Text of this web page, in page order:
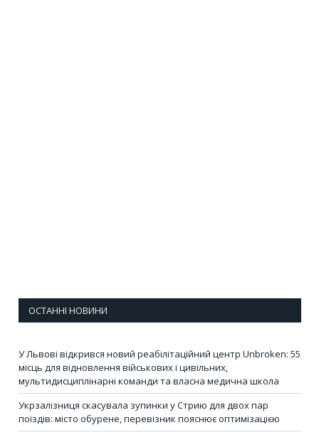
ОСТАННІ НОВИНИ
У Львові відкрився новий реабілітаційний центр Unbroken: 55
місць для відновлення військових і цивільних,
мультидисциплінарні команди та власна медична школа
Укрзалізниця скасувала зупинки у Стрию для двох пар
поїздів: місто обурене, перевізник пояснює оптимізацією